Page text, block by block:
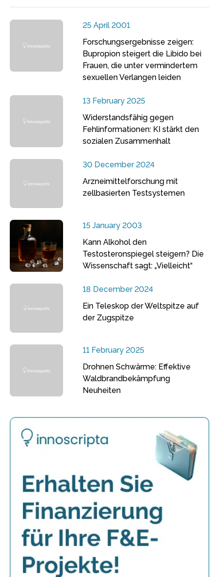
25 April 2001
Forschungsergebnisse zeigen:
Bupropion steigert die Libido bei
Frauen, die unter vermindertem
sexuellen Verlangen leiden
13 February 2025
Widerstandsfähig gegen
Fehlinformationen: KI stärkt den
sozialen Zusammenhalt
30 December 2024
Arzneimittelforschung mit
zellbasierten Testsystemen
15 January 2003
Kann Alkohol den
Testosteronspiegel steigern? Die
Wissenschaft sagt: „Vielleicht“
18 December 2024
Ein Teleskop der Weltspitze auf
der Zugspitze
11 February 2025
Drohnen Schwärme: Effektive
Waldbrandbekämpfung
Neuheiten